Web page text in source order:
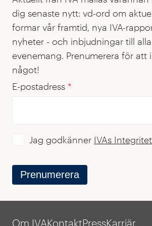
dig senaste nytt: vd-ord om
formar vår framtid, nya IVA-
nyheter - och inbjudningar till
evenemang. Prenumerera för att
något!
E-postadress *
Prenumerera
Jag godkänner IVAs
Om IVAKontaktPressKarriär